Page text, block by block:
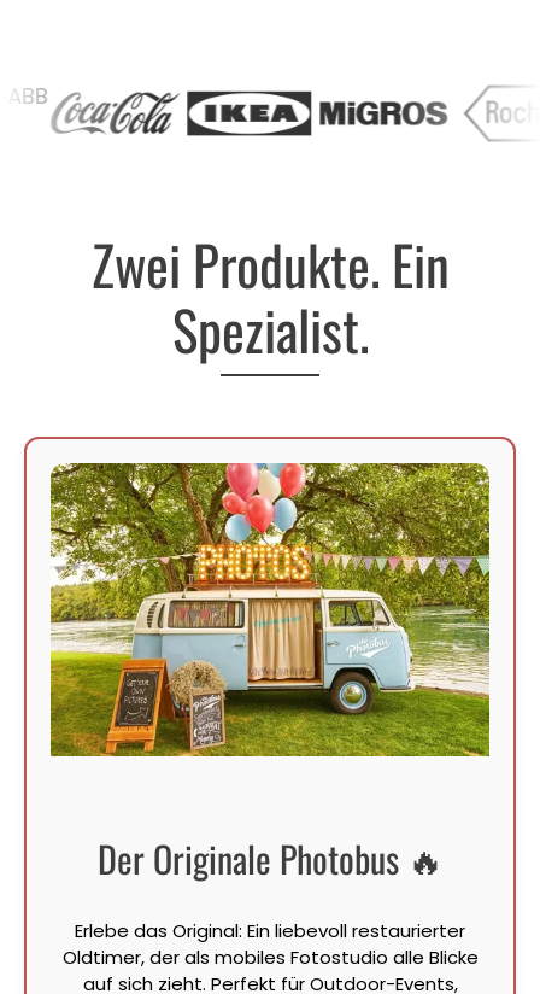
Zwei Produkte. Ein
Spezialist.
Der Originale Photobus 🔥
Erlebe das Original: Ein liebevoll restaurierter
Oldtimer, der als mobiles Fotostudio alle Blicke
auf sich zieht. Perfekt für Outdoor-Events,